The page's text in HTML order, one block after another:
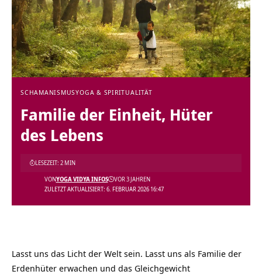
SCHAMANISMUSYOGA & SPIRITUALITÄT
Familie der Einheit, Hüter
des Lebens
ZULETZT AKTUALISIERT: 6. FEBRUAR 2026 16:47
VONYOGA VIDYA INFOS VOR 3 JAHREN
LESEZEIT: 2 MIN
Lasst uns das Licht der Welt sein. Lasst uns als Familie der
Erdenhüter erwachen und das Gleichgewicht